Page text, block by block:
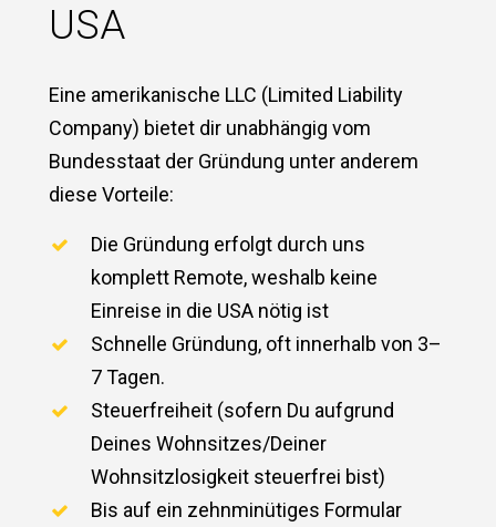
USA
Eine amerikanische LLC (Limited Liability
Company) bietet dir unabhängig vom
Bundesstaat der Gründung unter anderem
diese Vorteile:
Die Gründung erfolgt durch uns
komplett Remote, weshalb keine
Einreise in die USA nötig ist
Schnelle Gründung, oft innerhalb von 3–
7 Tagen.
Steuerfreiheit (sofern Du aufgrund
Deines Wohnsitzes/Deiner
Wohnsitzlosigkeit steuerfrei bist)
Bis auf ein zehnminütiges Formular